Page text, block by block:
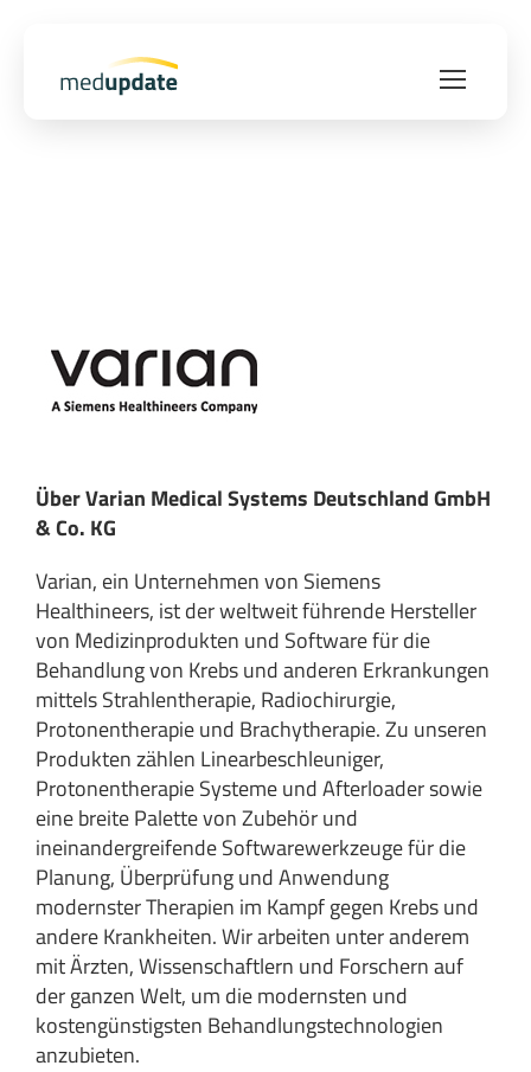
Über Varian Medical Systems Deutschland GmbH
& Co. KG
Varian, ein Unternehmen von Siemens
Healthineers, ist der weltweit führende Hersteller
von Medizinprodukten und Software für die
Behandlung von Krebs und anderen Erkrankungen
mittels Strahlentherapie, Radiochirurgie,
Protonentherapie und Brachytherapie. Zu unseren
Produkten zählen Linearbeschleuniger,
Protonentherapie Systeme und Afterloader sowie
eine breite Palette von Zubehör und
ineinandergreifende Softwarewerkzeuge für die
Planung, Überprüfung und Anwendung
modernster Therapien im Kampf gegen Krebs und
andere Krankheiten. Wir arbeiten unter anderem
mit Ärzten, Wissenschaftlern und Forschern auf
der ganzen Welt, um die modernsten und
kostengünstigsten Behandlungstechnologien
anzubieten.